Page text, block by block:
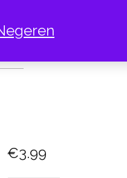
MINI
€3.99